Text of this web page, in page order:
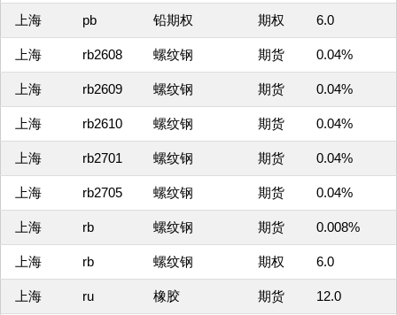
上海 pb 铅期权 期权 6.0
上海 rb2608 螺纹钢 期货 0.04%
上海 rb2609 螺纹钢 期货 0.04%
上海 rb2610 螺纹钢 期货 0.04%
上海 rb2701 螺纹钢 期货 0.04%
上海 rb2705 螺纹钢 期货 0.04%
上海 rb 螺纹钢 期货 0.008%
上海 rb 螺纹钢 期权 6.0
上海 ru 橡胶 期货 12.0